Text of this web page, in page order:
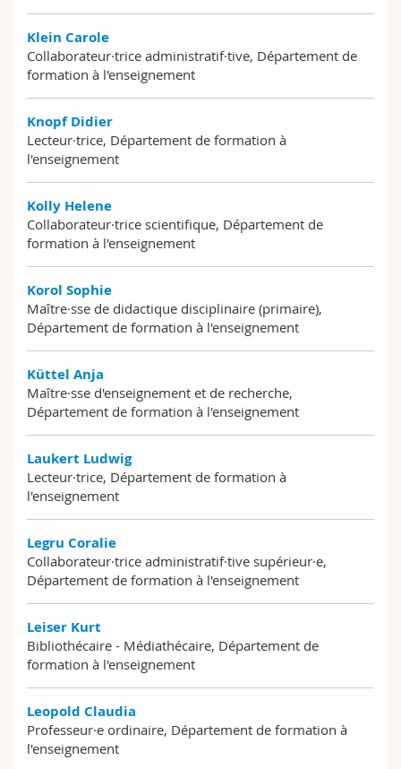
Klein Carole
Collaborateur·trice administratif·tive, Département de
formation à l'enseignement
Knopf Didier
Lecteur·trice, Département de formation à
l'enseignement
Kolly Helene
Collaborateur·trice scientifique, Département de
formation à l'enseignement
Korol Sophie
Maître·sse de didactique disciplinaire (primaire),
Département de formation à l'enseignement
Küttel Anja
Maître·sse d'enseignement et de recherche,
Département de formation à l'enseignement
Laukert Ludwig
Lecteur·trice, Département de formation à
l'enseignement
Legru Coralie
Collaborateur·trice administratif·tive supérieur·e,
Département de formation à l'enseignement
Leiser Kurt
Bibliothécaire - Médiathécaire, Département de
formation à l'enseignement
Leopold Claudia
Professeur·e ordinaire, Département de formation à
l'enseignement